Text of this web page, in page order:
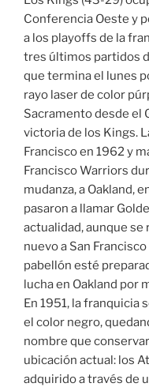
Conferencia Oeste y
a los playoffs de la
tres últimos partidos
que termina el lunes
rayo laser de color
Sacramento desde el
victoria de los Kings.
Francisco en 1962 y
Francisco Warriors
mudanza, a Oakland,
pasaron a llamar
actualidad, aunque se
nuevo a San
pabellón esté
lucha en Oakland por
En 1951, la franquicia
el color negro,
nombre que
ubicación actual: los
adquirido a través de